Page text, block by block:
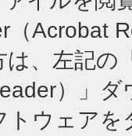
（Acrobat
、左記の
）」
トウェア